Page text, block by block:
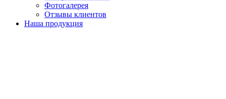
Фотогалерея
Отзывы клиентов
Наша продукция